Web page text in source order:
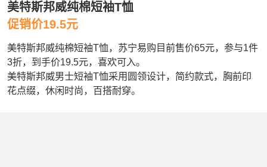
美特斯邦威纯棉短袖T恤
促销价19.5元
美特斯邦威纯棉短袖T恤，苏宁易购目前售价65元，参与1件
3折，到手价19.5元，喜欢可入。
美特斯邦威男士短袖T恤采用圆领设计，简约款式，胸前印
花点缀，休闲时尚，百搭耐穿。